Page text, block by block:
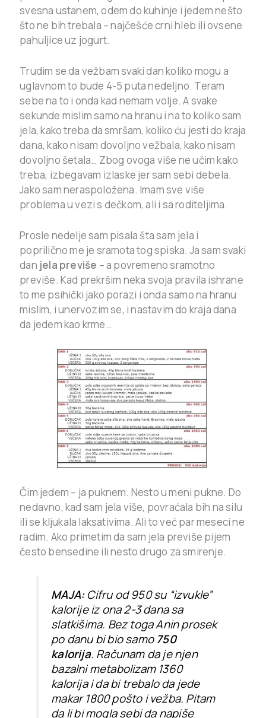
svesna ustanem, odem do kuhinje i jedem nešto
što ne bih trebala – najčešće crni hleb ili ovsene
pahuljice uz jogurt.
Trudim se da vežbam svaki dan koliko mogu a
uglavnom to bude 4-5 puta nedeljno. Teram
sebe na to i onda kad nemam volje. A svake
sekunde mislim samo na hranu i na to koliko sam
jela, kako treba da smršam, koliko ću jesti do kraja
dana, kako nisam dovoljno vežbala, kako nisam
dovoljno šetala… Zbog ovoga više ne učim kako
treba, izbegavam izlaske jer sam sebi debela.
Jako sam neraspoložena. Imam sve više
problema u vezi s dečkom, ali i sa roditeljima.
Prosle nedelje sam pisala šta sam jela i
poprilično me je sramota tog spiska. Ja sam svaki
dan jela previše – a povremeno sramotno
previše. Kad prekršim neka svoja pravila ishrane
to me psihički jako porazi i onda samo na hranu
mislim, i unervozim se, i nastavim do kraja dana
da jedem kao krme…
Čim jedem – ja puknem. Nesto u meni pukne. Do
nedavno, kad sam jela više, povraćala bih na silu
ili se kljukala laksativima. Ali to već par meseci ne
radim. Ako primetim da sam jela previše pijem
često bensedine ili nesto drugo za smirenje.
MAJA:Cifru od 950 su “izvukle”
kalorije iz ona 2-3 dana sa
slatkišima. Bez toga Anin prosek
po danu bi bio samo750
kalorija. Računam da je njen
bazalni metabolizam 1360
kalorija i da bi trebalo da jede
makar 1800 pošto i vežba. Pitam
da li bi mogla sebi da napiše